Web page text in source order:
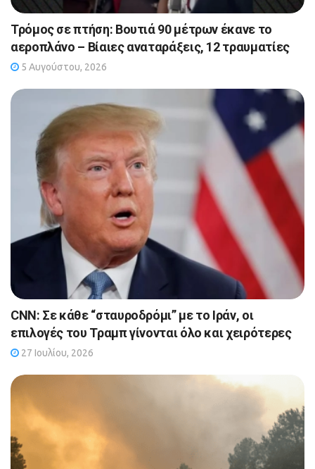
Τρόμος σε πτήση: Βουτιά 90 μέτρων έκανε το
αεροπλάνο – Βίαιες αναταράξεις, 12 τραυματίες
5 Αυγούστου, 2026
CNN: Σε κάθε “σταυροδρόμι” με το Ιράν, οι
επιλογές του Τραμπ γίνονται όλο και χειρότερες
27 Ιουλίου, 2026